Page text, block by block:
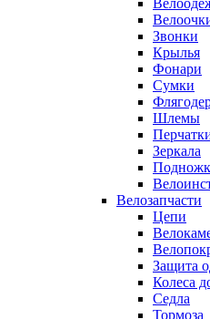
Звонки
Крылья
Фонари
Сумки
Шлемы
Зеркала
Велозапчасти
Цепи
Защита
Колеса
Седла
Тормоза